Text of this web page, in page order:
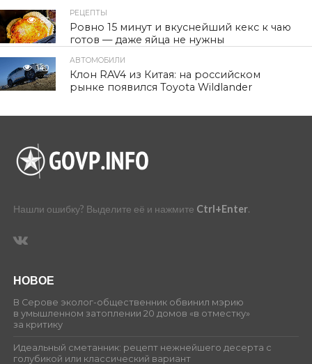
83
РЕЦЕПТЫ
Ровно 15 минут и вкуснейший кекс к чаю
готов — даже яйца не нужны
140
АВТОМОБИЛИ
Клон RAV4 из Китая: на российском
рынке появился Toyota Wildlander
Нашли ошибку? Выделите её и нажмите Ctrl+Enter.
НОВОЕ
В Серове эколог-общественник обвинил мэрию
в умышленном затоплении 20 домов «в отместку»
за критику
Идеальный сметанник: рецепт нежнейшего десерта с
голубикой или классический вариант